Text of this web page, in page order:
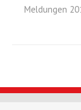
Meldungen